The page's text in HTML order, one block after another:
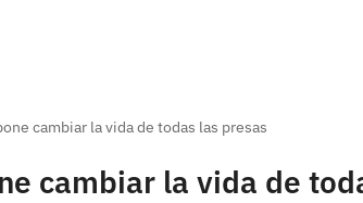
cambiar la vida de todas las presas
cambiar la vida de